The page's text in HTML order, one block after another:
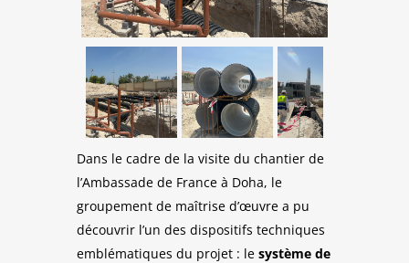
Dans le cadre de la visite du chantier de
l’Ambassade de France à Doha, le
groupement de maîtrise d’œuvre a pu
découvrir l’un des dispositifs techniques
emblématiques du projet : le système de